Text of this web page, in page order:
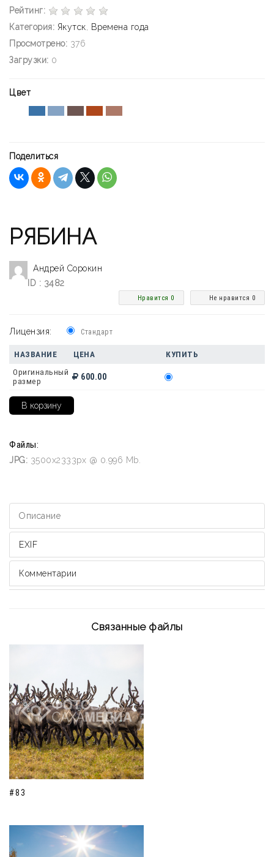
Рейтинг:
Категория: Якутск
Времена года
Просмотрено: 376
Загрузки: 0
Цвет
Поделиться
РЯБИНА
Андрей Сорокин
ID : 3482
Не нравится 0
Нравится 0
Лицензия: Стандарт
НАЗВАНИЕ ЦЕНА
КУПИТЬ
Оригинальный
размер
600.00
Файлы:
JPG: 3500x2333px @ 0.996 Mb.
Описание
EXIF
Комментарии
Связанные файлы
#83